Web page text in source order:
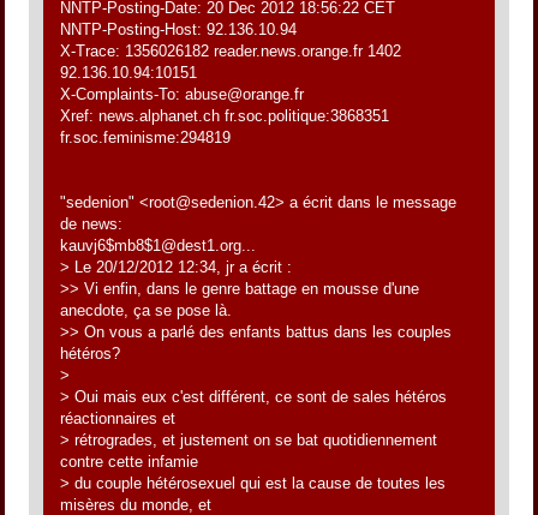
NNTP-Posting-Date: 20 Dec 2012 18:56:22 CET
NNTP-Posting-Host: 92.136.10.94
X-Trace: 1356026182 reader.news.orange.fr 1402
92.136.10.94:10151
X-Complaints-To: abuse@orange.fr
Xref: news.alphanet.ch fr.soc.politique:3868351
fr.soc.feminisme:294819
"sedenion" <root@sedenion.42> a écrit dans le message
de news:
kauvj6$mb8$1@dest1.org...
> Le 20/12/2012 12:34, jr a écrit :
>> Vi enfin, dans le genre battage en mousse d'une
anecdote, ça se pose là.
>> On vous a parlé des enfants battus dans les couples
hétéros?
>
> Oui mais eux c'est différent, ce sont de sales hétéros
réactionnaires et
> rétrogrades, et justement on se bat quotidiennement
contre cette infamie
> du couple hétérosexuel qui est la cause de toutes les
misères du monde, et